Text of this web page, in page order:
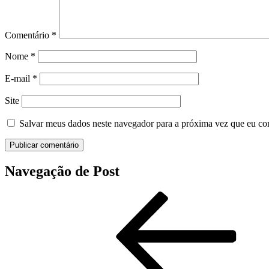
Comentário *
Nome *
E-mail *
Site
Salvar meus dados neste navegador para a próxima vez que eu
Navegação de Post